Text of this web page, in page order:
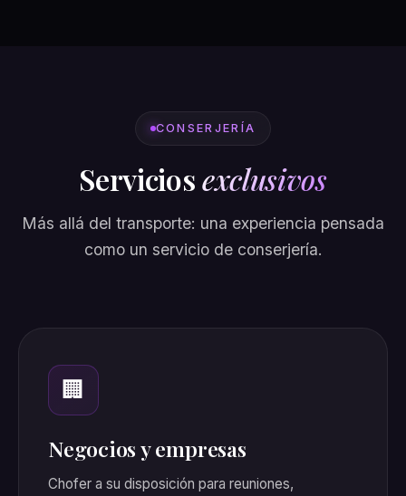
CONSERJERÍA
Serviciosexclusivos
Más allá del transporte: una experiencia pensada
como un servicio de conserjería.
🏢
Negocios y empresas
Chofer a su disposición para reuniones,